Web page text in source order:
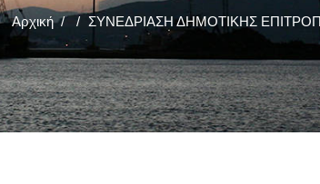
Αρχική / / ΣΥΝΕΔΡΙΑΣΗ ΔΗΜΟΤΙΚΗΣ